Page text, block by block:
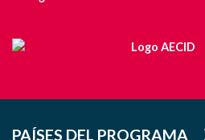
PAÍSES DEL PROGRAMA